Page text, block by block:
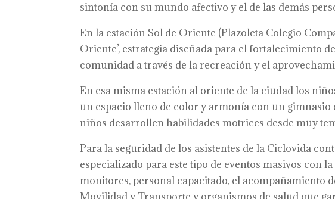
sintonía con su mundo afectivo y el de las demás
En la estación Sol de Oriente (Plazoleta Colegio
Oriente’, estrategia diseñada para el fortalecimiento
comunidad a través de la recreación y el
En esa misma estación al oriente de la ciudad los
un espacio lleno de color y armonía con un gimnasio
niños desarrollen habilidades motrices desde muy
Para la seguridad de los asistentes de la Ciclovida
especializado para este tipo de eventos masivos con
monitores, personal capacitado, el acompañamiento